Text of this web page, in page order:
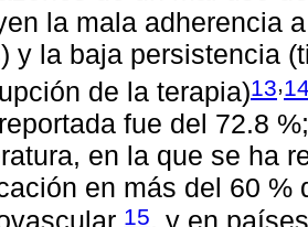
la mala adherencia
y la baja persistencia
de la terapia)13,
fue del 72.8
en la que se ha
en más del 60 %
15, y en